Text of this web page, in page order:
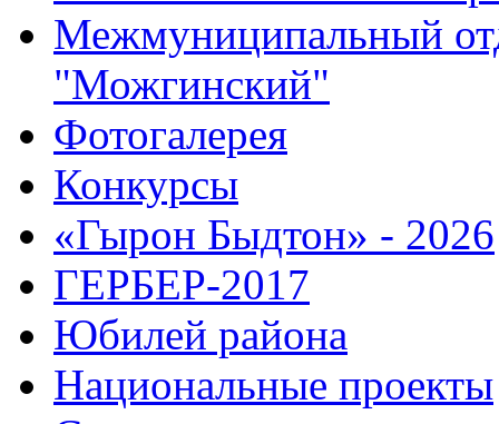
Межмуниципальный
"Можгинский"
Фотогалерея
Конкурсы
«Гырон Быдтон» - 2026
ГЕРБЕР-2017
Юбилей района
Национальные проекты